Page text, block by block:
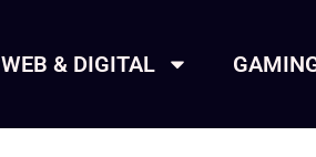
WEB & DIGITAL